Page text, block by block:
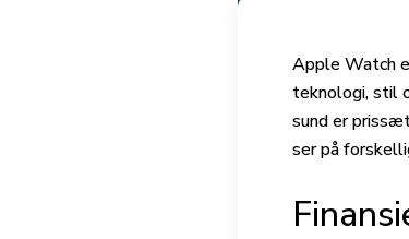
Apple Watch
teknologi, stil
sund er
ser på